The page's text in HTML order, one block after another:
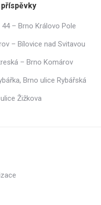
44 – Brno Královo Pole
– Bílovice nad Svitavou
– Brno Komárov
Brno ulice Rybářská
Žižkova